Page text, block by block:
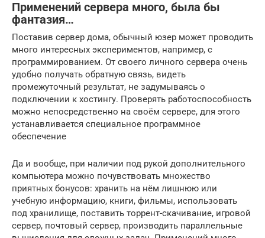
Применений сервера много, была бы
фантазия…
Поставив сервер дома, обычный юзер может проводить
много интересных экспериментов, например, с
программированием. От своего личного сервера очень
удобно получать обратную связь, видеть
промежуточный результат, не задумываясь о
подключении к хостингу. Проверять работоспособность
можно непосредственно на своём сервере, для этого
устанавливается специальное программное
обеспечение
Да и вообще, при наличии под рукой дополнительного
компьютера можно почувствовать множество
приятных бонусов: хранить на нём лишнюю или
учебную информацию, книги, фильмы, использовать
под хранилище, поставить торрент-скачивание, игровой
сервер, почтовый сервер, производить параллельные